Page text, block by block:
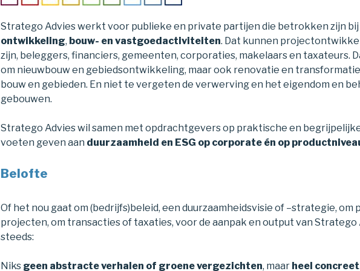
Stratego Advies werkt voor publieke en private partijen die betrokken zijn bij
ontwikkeling, bouw- en vastgoedactiviteiten. Dat kunnen
zijn, beleggers, financiers, gemeenten, corporaties, makelaars en taxateurs.
om nieuwbouw en gebiedsontwikkeling, maar ook renovatie en
bouw en gebieden. En niet te vergeten de verwerving en het eigendom en
gebouwen.
Stratego Advies wil samen met opdrachtgevers op praktische en
voeten geven aan duurzaamheid en ESG op corporate én op
Belofte
Of het nou gaat om (bedrijfs)beleid, een duurzaamheidsvisie of –strategie, om
projecten, om transacties of taxaties, voor de aanpak en output van Stratego
steeds:
Niks geen abstracte verhalen of groene vergezichten, maar heel concreet